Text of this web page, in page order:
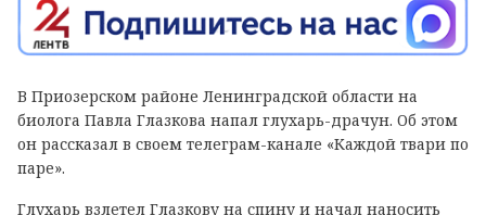
В Приозерском районе Ленинградской области на
биолога Павла Глазкова напал глухарь-драчун. Об этом
он рассказал в своем телеграм-канале «Каждой твари по
паре».
Глухарь взлетел Глазкову на спину и начал наносить